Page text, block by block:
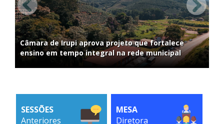
Link
para
página
Câmara de Irupi aprova projeto que fortalece
ensino em tempo integral na rede municipal
anterior
slide
SESSÕES
Anteriores
MESA
Diretora